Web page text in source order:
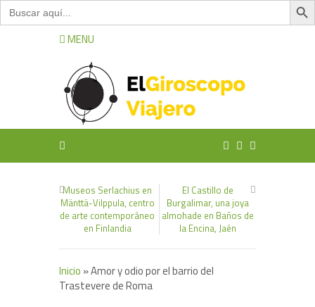
Buscar:
MENU
Museos Serlachius en
Mänttä-Vilppula, centro
de arte contemporáneo
en Finlandia
El Castillo de
Burgalimar, una joya
almohade en Baños de
la Encina, Jaén
Inicio »Amor y odio por el barrio del
Trastevere de Roma